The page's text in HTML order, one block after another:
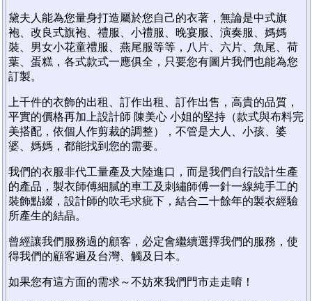
黛夫人能為您量身打造屬於您自己的衣著，無論是中式旗
袍、改良式旗袍、禮服、小禮服、晚宴服、演奏服、媽媽
裝、男女小花童禮服、燕尾服等等，八片、六片、魚尾、荷
葉、蛋糕，各式款式一應俱全，只要您有圖片我們也能為您
訂製。
上千件的衣飾的出租、訂作出租、訂作出售，高貴的品質，
平實的價格再加上設計師 陳美心 小姐的堅持（款式與布料完
美搭配，依個人作剪裁的調整），不管是大人、小孩、婆
婆、媽媽，都能找到您的需要。
我們的衣服非代工量產及大陸進口，而是我們自行設計生產
的產品，製衣師傅細膩的車工及刺繡師傅一針一線純手工的
裝飾點綴，設計師的吹毛求疵下，結合二十餘年的製衣經驗
所產生的結晶。
曾經讓我們服務過的顧客，必定會繼續選擇我們的服務，使
得我們的顧客遍及台灣、觸及日本。
如果您有這方面的需求～不妨來我們門市走走唷！